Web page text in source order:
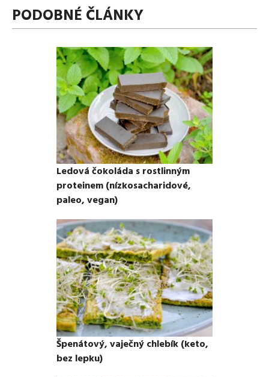
PODOBNÉ ČLÁNKY
Ledová čokoláda s rostlinným
proteinem (nízkosacharidové,
paleo, vegan)
Špenátový, vaječný chlebík (keto,
bez lepku)